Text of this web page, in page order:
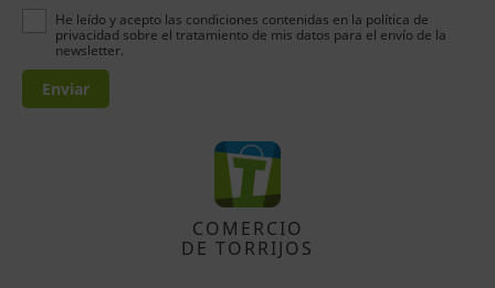
He leído y acepto las condiciones contenidas en la política de
privacidad sobre el tratamiento de mis datos para el envío de la
newsletter.
Enviar
COMERCIO
DE TORRIJOS